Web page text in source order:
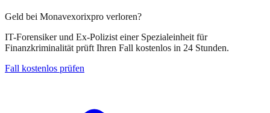
Geld bei Monavexorixpro verloren?
IT-Forensiker und Ex-Polizist einer Spezialeinheit für
Finanzkriminalität prüft Ihren Fall kostenlos in 24 Stunden.
Fall kostenlos prüfen